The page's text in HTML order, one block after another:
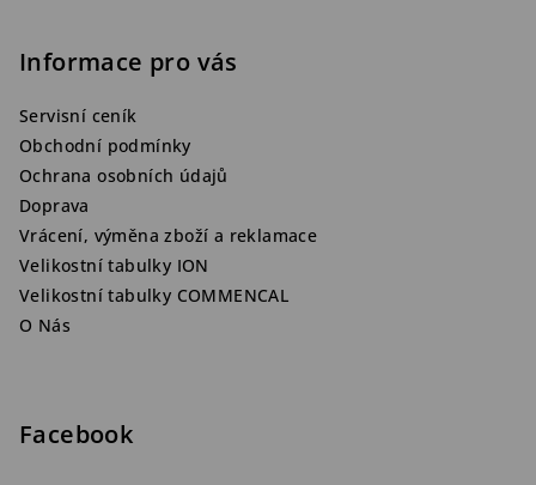
Informace pro vás
Servisní ceník
Obchodní podmínky
Ochrana osobních údajů
Doprava
Vrácení, výměna zboží a reklamace
Velikostní tabulky ION
Velikostní tabulky COMMENCAL
O Nás
Facebook